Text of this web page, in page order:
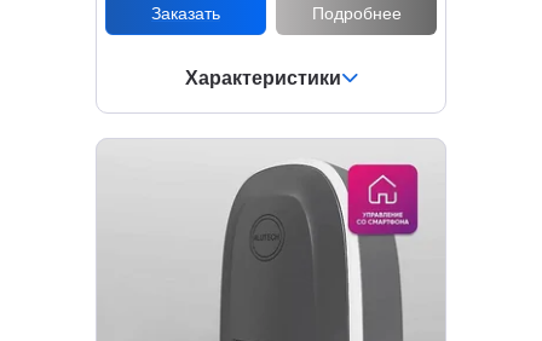
Заказать Подробнее
Характеристики